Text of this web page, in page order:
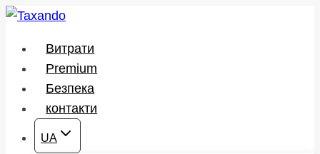
Перейти
вмісту
Витрати
Premium
Безпека
контакти
UA